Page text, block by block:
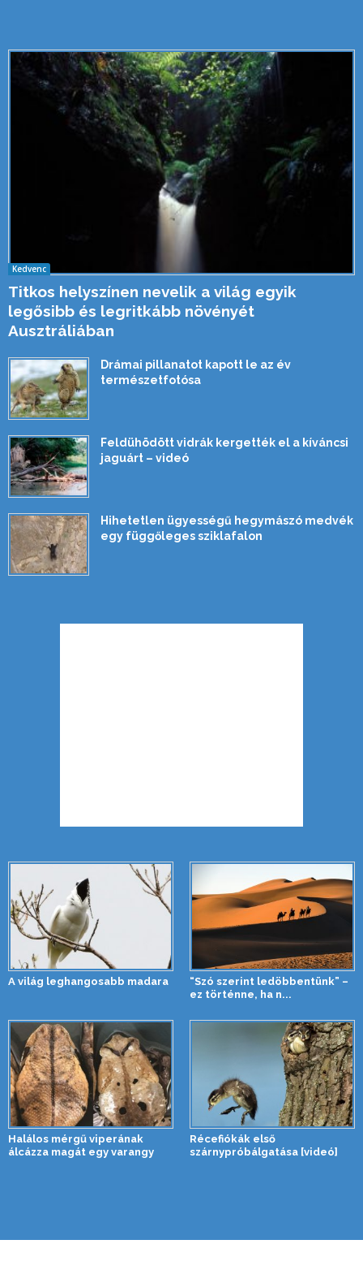
Kedvenc
Titkos helyszínen nevelik a világ egyik
legősibb és legritkább növényét
Ausztráliában
Drámai pillanatot kapott le az év
természetfotósa
Feldühödött vidrák kergették el a kíváncsi
jaguárt – videó
Hihetetlen ügyességű hegymászó medvék
egy függőleges sziklafalon
A világ leghangosabb madara
“Szó szerint ledöbbentünk” –
ez történne, ha n...
Halálos mérgű viperának
álcázza magát egy varangy
Récefiókák első
szárnypróbálgatása [videó]